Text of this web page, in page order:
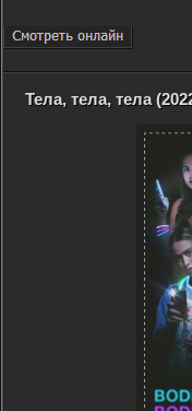
Тела, тела, тела